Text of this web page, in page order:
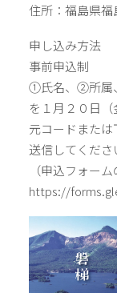
住所：福島県福
申し込み方法
事前申込制
①氏名、②所属
を１月２０日
元コードまたは
送信してくださ
（申込フォーム
https://